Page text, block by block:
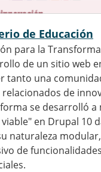
de Educación
para la
de un sitio web
tanto una
de
se desarrolló a
en Drupal 10
naturaleza
de